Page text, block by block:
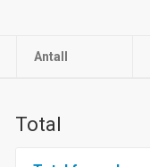
Antall
Total